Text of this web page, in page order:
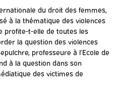
du droit des femmes,
à la thématique des violences
profite-t-elle de toutes les
la question des violences
professeure à l’Ecole de
à la question dans son
des victimes de